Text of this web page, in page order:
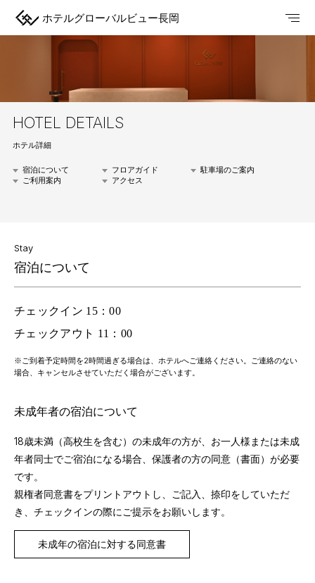
ホテルグローバルビュー長岡
HOTEL DETAILS
ホテル詳細
宿泊について フロアガイド
駐車場のご案内
ご利用案内
アクセス
Stay
宿泊について
チェックイン 15：00
チェックアウト 11：00
※ご到着予定時間を2時間過ぎる場合は、ホテルへご連絡ください。ご連絡のない
場合、キャンセルさせていただく場合がございます。
未成年者の宿泊について
18歳未満（高校生を含む）の未成年の方が、お一人様または未成
年者同士でご宿泊になる場合、保護者の方の同意（書面）が必要
です。
親権者同意書をプリントアウトし、ご記入、捺印をしていただ
き、チェックインの際にご提示をお願いします。
未成年の宿泊に対する同意書